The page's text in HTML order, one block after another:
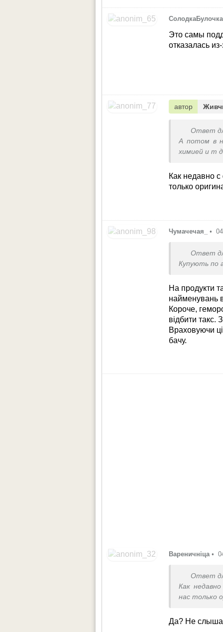
СолодкаБулочка
Это самы
отказалась
автор
Ответ
А потом в
химией и т
Как недавно
только
Чумачечая_ •
Ответ
Купують по
На продукти
найменувань
Короче,
відбити
Враховуючи
бачу.
Вареничніца •
Ответ
Как
нас только
Да? Не